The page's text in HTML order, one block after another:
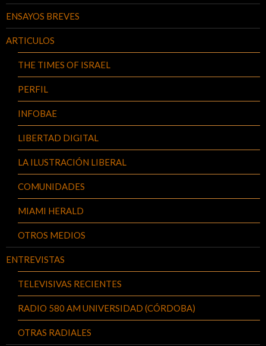
ENSAYOS BREVES
ARTICULOS
THE TIMES OF ISRAEL
PERFIL
INFOBAE
LIBERTAD DIGITAL
LA ILUSTRACIÓN LIBERAL
COMUNIDADES
MIAMI HERALD
OTROS MEDIOS
ENTREVISTAS
TELEVISIVAS RECIENTES
RADIO 580 AM UNIVERSIDAD (CÓRDOBA)
OTRAS RADIALES